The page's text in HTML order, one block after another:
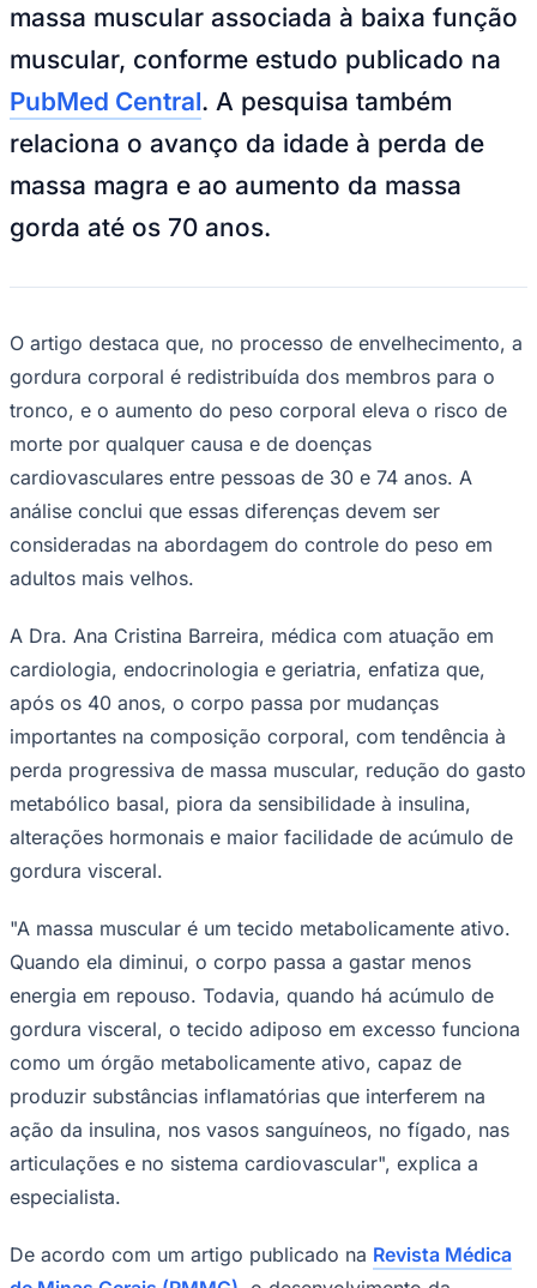
Coritiba
Mirassol
massa muscular associada à baixa função
muscular, conforme estudo publicado na
PubMed Central. A pesquisa também
relaciona o avanço da idade à perda de
massa magra e ao aumento da massa
gorda até os 70 anos.
O artigo destaca que, no processo de envelhecimento, a
gordura corporal é redistribuída dos membros para o
tronco, e o aumento do peso corporal eleva o risco de
morte por qualquer causa e de doenças
cardiovasculares entre pessoas de 30 e 74 anos. A
análise conclui que essas diferenças devem ser
consideradas na abordagem do controle do peso em
adultos mais velhos.
A Dra. Ana Cristina Barreira, médica com atuação em
cardiologia, endocrinologia e geriatria, enfatiza que,
após os 40 anos, o corpo passa por mudanças
importantes na composição corporal, com tendência à
perda progressiva de massa muscular, redução do gasto
metabólico basal, piora da sensibilidade à insulina,
alterações hormonais e maior facilidade de acúmulo de
gordura visceral.
"A massa muscular é um tecido metabolicamente ativo.
Quando ela diminui, o corpo passa a gastar menos
energia em repouso. Todavia, quando há acúmulo de
gordura visceral, o tecido adiposo em excesso funciona
como um órgão metabolicamente ativo, capaz de
produzir substâncias inflamatórias que interferem na
ação da insulina, nos vasos sanguíneos, no fígado, nas
articulações e no sistema cardiovascular", explica a
especialista.
De acordo com um artigo publicado na Revista Médica